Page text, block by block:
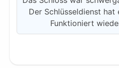
Der Schlüsseldienst hat
Funktioniert